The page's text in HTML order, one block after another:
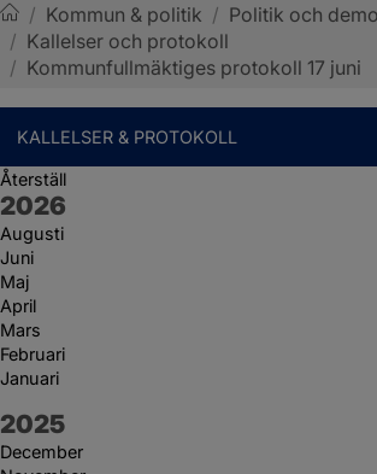
Sotenäs kommun
/ Kommun & politik / Politik och
/ Kallelser och protokoll
/ Kommunfullmäktiges protokoll 17 juni
KALLELSER & PROTOKOLL
Återställ
År:
2026
Augusti
Juni
Maj
April
Mars
Februari
Januari
År:
2025
December